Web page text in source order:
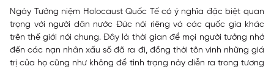
Ngày Tưởng niệm Holocaust Quốc Tế có ý nghĩa đặc biệt quan
trọng với người dân nước Đức nói riêng và các quốc gia khác
trên thế giới nói chung. Đây là thời gian để mọi người tưởng nhớ
đến các nạn nhân xấu số đã ra đi, đồng thời tôn vinh những giá
trị của họ cũng như không để tình trạng này diễn ra trong tương